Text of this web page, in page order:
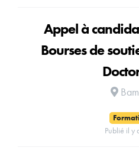
Appel à
Bourses de
Publié il y